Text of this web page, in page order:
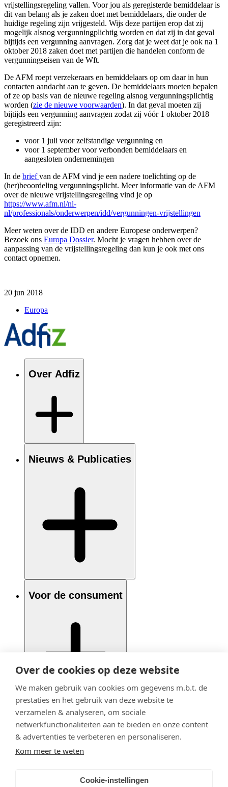
Over de cookies op deze website
We maken gebruik van cookies om gegevens m.b.t. de
prestaties en het gebruik van deze website te
verzamelen & analyseren, om sociale
netwerkfunctionaliteiten aan te bieden en onze content
& advertenties te verbeteren en personaliseren.
Kom meer te weten
Cookie-instellingen
vrijstellingsregeling vallen. Voor jou als geregisterde bemiddelaar is
dit van belang als je zaken doet met bemiddelaars, die onder de
huidige regeling zijn vrijgesteld. Wijs deze partijen erop dat zij
mogelijk alsnog vergunningplichtig worden en dat zij in dat geval
bijtijds een vergunning aanvragen. Zorg dat je weet dat je ook na 1
oktober 2018 zaken doet met partijen die handelen conform de
vergunningseisen van de Wft.
De AFM roept verzekeraars en bemiddelaars op om daar in hun
contacten aandacht aan te geven. De bemiddelaars moeten bepalen
of ze op basis van de nieuwe regeling alsnog vergunningsplichtig
worden (zie de nieuwe voorwaarden). In dat geval moeten zij
bijtijds een vergunning aanvragen zodat zij vóór 1 oktober 2018
geregistreerd zijn:
voor 1 juli voor zelfstandige vergunning en
voor 1 september voor verbonden bemiddelaars en
aangesloten ondernemingen
In de briefvan de AFM vind je een nadere toelichting op de
(her)beoordeling vergunningsplicht. Meer informatie van de AFM
over de nieuwe vrijstellingsregeling vind je op
https://www.afm.nl/nl-
nl/professionals/onderwerpen/idd/vergunningen-vrijstellingen
Meer weten over de IDD en andere Europese onderwerpen?
Bezoek ons Europa Dossier. Mocht je vragen hebben over de
aanpassing van de vrijstellingsregeling dan kun je ook met ons
contact opnemen.
20 jun 2018
Europa
Over Adfiz
Nieuws & Publicaties
Voor de consument